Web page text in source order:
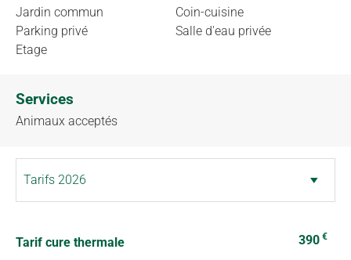
Jardin commun
Parking privé
Etage
Coin-cuisine
Salle d'eau privée
Services
Animaux acceptés
Tarif cure thermale 390 €